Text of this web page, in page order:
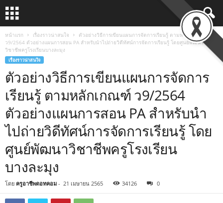
หน้าแรก เรื่องราวน่าสนใจ
ตัวอย่างวิธีการเขียนแผนการจัดการเรียนรู้ ตามหลักเกณฑ์
ว9/2564 ตัวอย่างแผนการสอน PA สำหรับนำไปถ่ายวิดีทัศน์การจัดการเรียนรู้ โดยศูนย์พัฒนา
วิชาชีพครูโรงเรียนบางละมุง
เรื่องราวน่าสนใจ
ตัวอย่างวิธีการเขียนแผนการจัดการ
เรียนรู้ ตามหลักเกณฑ์ ว9/2564
ตัวอย่างแผนการสอน PA สำหรับนำ
ไปถ่ายวิดีทัศน์การจัดการเรียนรู้ โดย
ศูนย์พัฒนาวิชาชีพครูโรงเรียน
บางละมุง
โดย ครูอาชีพดอทคอม - 21 เมษายน 2565 34126 0